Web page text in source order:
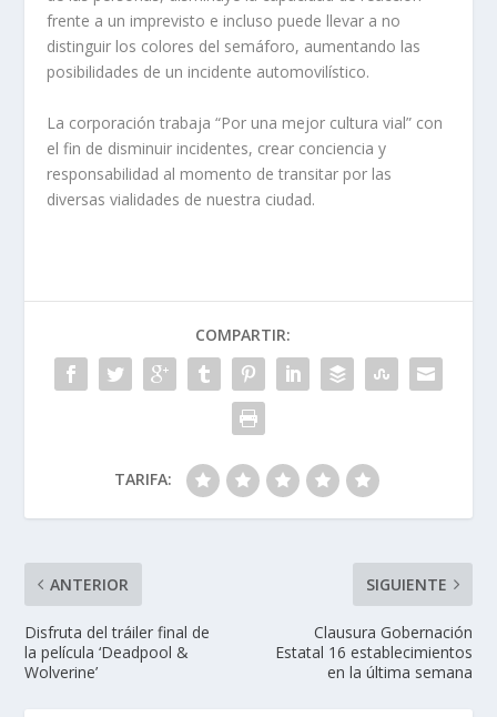
frente a un imprevisto e incluso puede llevar a no
distinguir los colores del semáforo, aumentando las
posibilidades de un incidente automovilístico.
La corporación trabaja “Por una mejor cultura vial” con
el fin de disminuir incidentes, crear conciencia y
responsabilidad al momento de transitar por las
diversas vialidades de nuestra ciudad.
COMPARTIR:
TARIFA:
ANTERIOR
Disfruta del tráiler final de
la película ‘Deadpool &
Wolverine’
SIGUIENTE
Clausura Gobernación
Estatal 16 establecimientos
en la última semana